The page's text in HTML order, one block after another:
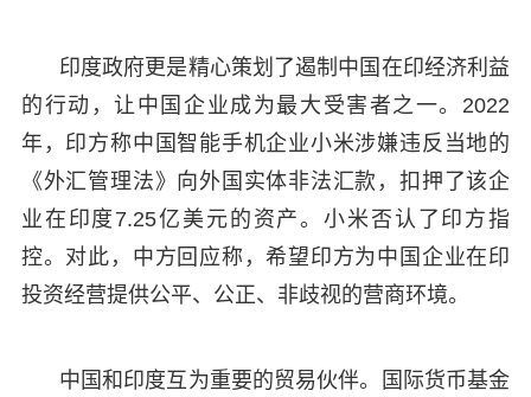
印度政府更是精心策划了遏制中国在印经济利益
的行动，让中国企业成为最大受害者之一。2022
年，印方称中国智能手机企业小米涉嫌违反当地的
《外汇管理法》向外国实体非法汇款，扣押了该企
业在印度7.25亿美元的资产。小米否认了印方指
控。对此，中方回应称，希望印方为中国企业在印
投资经营提供公平、公正、非歧视的营商环境。
中国和印度互为重要的贸易伙伴。国际货币基金